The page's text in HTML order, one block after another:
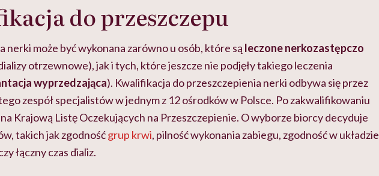
do przeszczepu
nerki może być wykonana zarówno u osób, które są leczone nerkozastępczo
otrzewnowe), jak i tych, które jeszcze nie podjęły takiego leczenia
wyprzedzająca). Kwalifikacja do przeszczepienia nerki odbywa się przez
zespół specjalistów w jednym z 12 ośrodków w Polsce. Po zakwalifikowaniu
Krajową Listę Oczekujących na Przeszczepienie. O wyborze biorcy decyduje
takich jak zgodnośćgrup krwi, pilność wykonania zabiegu, zgodność w układzie
łączny czas dializ.